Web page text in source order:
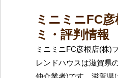
ミニミニFC
ミ・評判情報
ミニミニFC彦根店(株)
レンドハウスは滋賀県
仲介業者)です。滋賀県